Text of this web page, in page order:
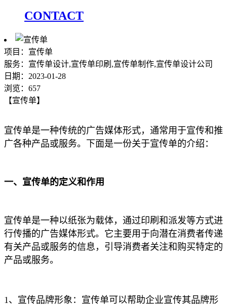
CONTACT
项目：宣传单
服务：宣传单设计,宣传单印刷,宣传单制作,宣传单设计公司
日期：2023-01-28
浏览：657
【宣传单】
宣传单是一种传统的广告媒体形式，通常用于宣传和推
广各种产品或服务。下面是一份关于宣传单的介绍：
一、宣传单的定义和作用
宣传单是一种以纸张为载体，通过印刷和派发等方式进
行传播的广告媒体形式。它主要用于向潜在消费者传递
有关产品或服务的信息，引导消费者关注和购买特定的
产品或服务。
1、宣传品牌形象：宣传单可以帮助企业宣传其品牌形